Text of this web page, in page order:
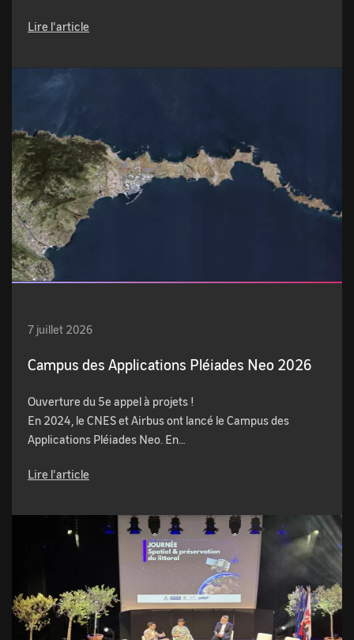
Lire l'article
7 juillet 2026
Campus des Applications Pléiades Neo 2026
Ouverture du 5e appel à projets !
En 2024, le CNES et Airbus ont lancé le Campus des
Applications Pléiades Neo. En…
Lire l'article